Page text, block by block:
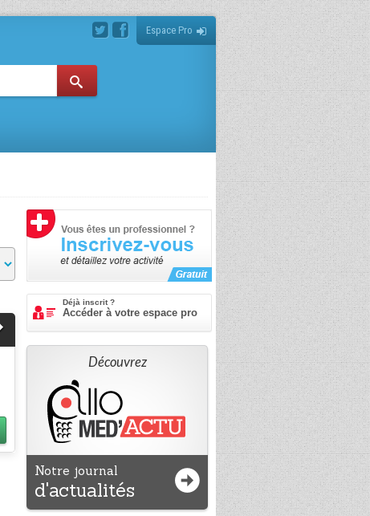
Espace Pro
Déjà inscrit ?
Accéder à votre espace pro
Découvrez
Notre journal
d'actualités